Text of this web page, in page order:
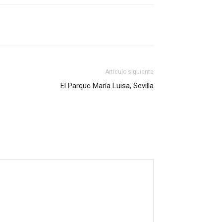
Artículo siguiente
El Parque María Luisa, Sevilla